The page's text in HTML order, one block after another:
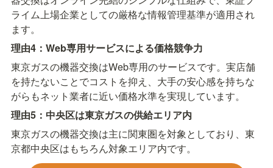
ライム上場企業としての厳格な情報管理基準が適用され
ます。
理由4：Web専用サービスによる価格競争力
東京ガスの機器交換はWeb専用のサービスです。実店舗
を持たないことでコストを抑え、大手の安心感を持ちな
がらもネット業者に近い価格水準を実現しています。
理由5：中央区は東京ガスの供給エリア内
東京ガスの機器交換は主に関東圏を対象としており、東
京都中央区はもちろん対象エリア内です。